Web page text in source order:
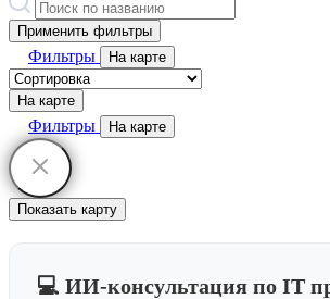
Применить фильтры
Фильтры На карте
На карте
Фильтры На карте
Показать карту
💻 ИИ-консультация по IT